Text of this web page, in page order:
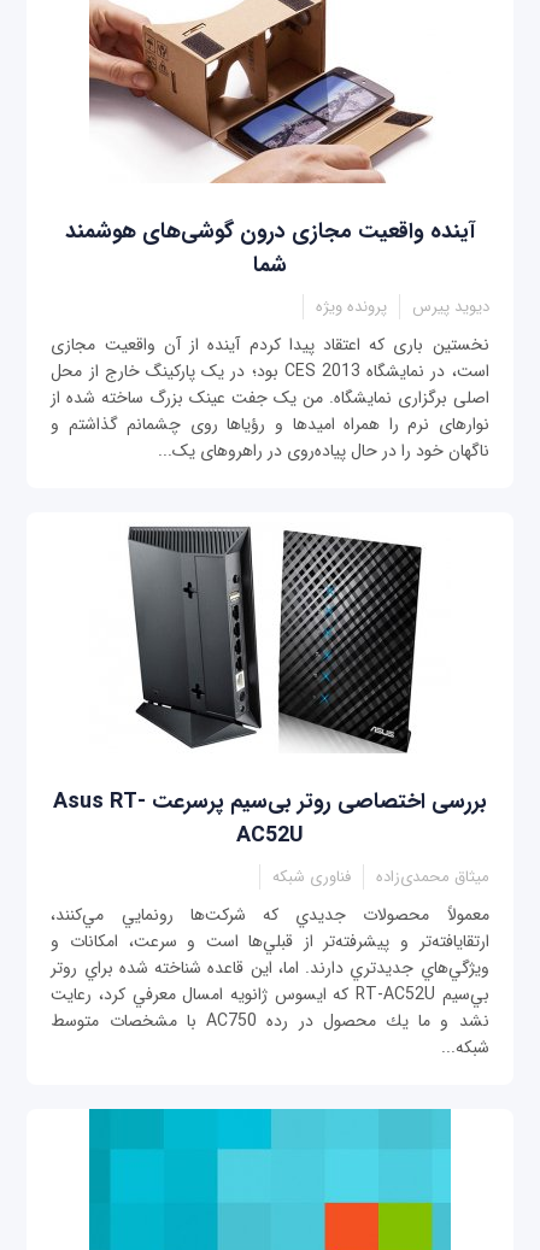
آینده واقعیت مجازی درون گوشی‌های هوشمند
شما
دیوید پیرس پرونده ویژه
نخستین باری که اعتقاد پیدا کردم آینده از آن واقعیت مجازی
است، در نمایشگاه CES 2013 بود؛ در یک پارکینگ خارج از محل
اصلی برگزاری نمایشگاه. من یک جفت عینک بزرگ ساخته شده از
نوارهای نرم را همراه امیدها و رؤیاها روی چشمانم گذاشتم و
ناگهان خود را در حال پیاده‌روی در راهروهای یک...
بررسی اختصاصی روتر بی‌سيم پرسرعت Asus RT-
AC52U
میثاق محمدی‌زاده فناوری شبکه
معمولاً محصولات جديدي كه شركت‌ها رونمايي مي‌كنند،
ارتقايافته‌تر و پيشرفته‌تر از قبلي‌ها است و سرعت، امكانات و
ويژگي‌هاي جديدتري دارند. اما، اين قاعده شناخته شده براي روتر
بي‌سيم RT-AC52U كه ايسوس ژانويه امسال معرفي كرد، رعايت
نشد و ما يك محصول در رده AC750 با مشخصات متوسط
شبكه‌...